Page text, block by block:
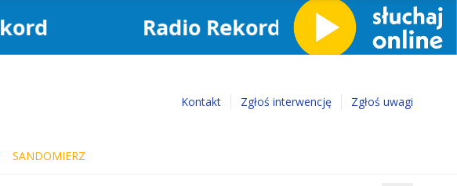
Kontakt Zgłoś interwencję Zgłoś uwagi
SANDOMIERZ